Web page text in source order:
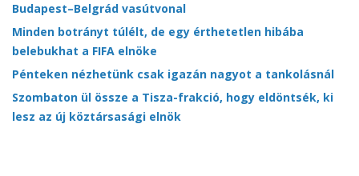
Budapest–Belgrád vasútvonal
Minden botrányt túlélt, de egy érthetetlen hibába
belebukhat a FIFA elnöke
Pénteken nézhetünk csak igazán nagyot a tankolásnál
Szombaton ül össze a Tisza-frakció, hogy eldöntsék, ki
lesz az új köztársasági elnök